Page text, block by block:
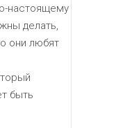
настоящему
делать,
они любят
быть